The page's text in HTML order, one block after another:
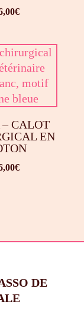
€
CALOT
EN
€
DE